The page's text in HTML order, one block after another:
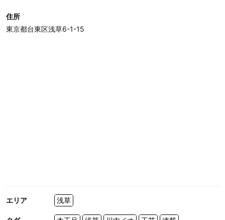
住所
東京都台東区浅草6-1-15
エリア 浅草